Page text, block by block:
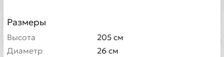
Размеры
Высота
205 см
Диаметр
26 см